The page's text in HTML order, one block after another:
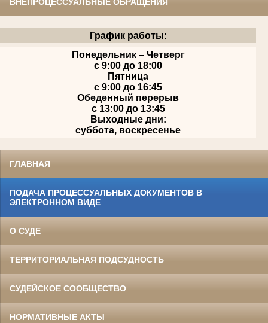
ВНЕПРОЦЕССУАЛЬНЫЕ ОБРАЩЕНИЯ
График работы:
Понедельник – Четверг
с 9:00 до 18:00
Пятница
с 9:00 до 16:45
Обеденный перерыв
с 13:00 до 13:45
Выходные дни:
суббота, воскресенье
ГЛАВНАЯ
ПОДАЧА ПРОЦЕССУАЛЬНЫХ ДОКУМЕНТОВ В
ЭЛЕКТРОННОМ ВИДЕ
О СУДЕ
ТЕРРИТОРИАЛЬНАЯ ПОДСУДНОСТЬ
СУДЕЙСКОЕ СООБЩЕСТВО
НОРМАТИВНЫЕ АКТЫ